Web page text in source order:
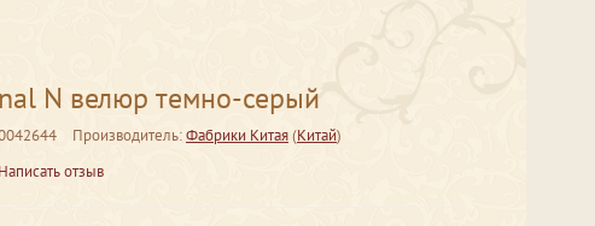
N велюр темно-серый
Производитель:Фабрики Китая(Китай)
Написать отзыв